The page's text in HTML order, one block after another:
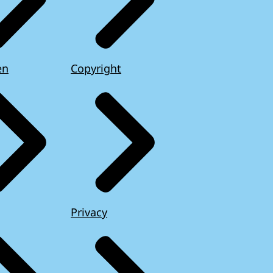
Copyright
Privacy